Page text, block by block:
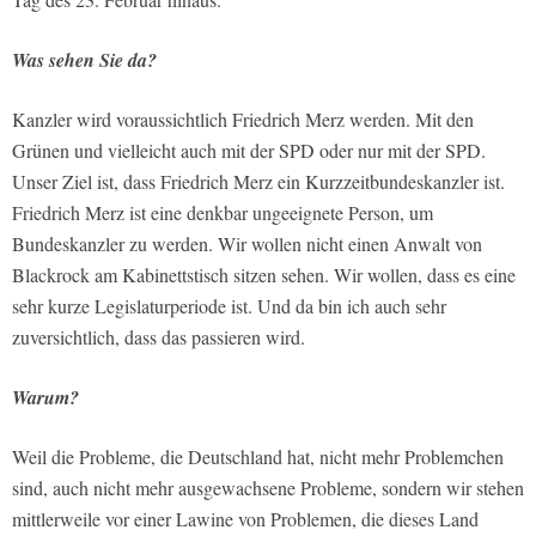
Was sehen Sie da?
Kanzler wird voraussichtlich Friedrich Merz werden. Mit den
Grünen und vielleicht auch mit der SPD oder nur mit der SPD.
Unser Ziel ist, dass Friedrich Merz ein Kurzzeitbundeskanzler ist.
Friedrich Merz ist eine denkbar ungeeignete Person, um
Bundeskanzler zu werden. Wir wollen nicht einen Anwalt von
Blackrock am Kabinettstisch sitzen sehen. Wir wollen, dass es eine
sehr kurze Legislaturperiode ist. Und da bin ich auch sehr
zuversichtlich, dass das passieren wird.
Warum?
Weil die Probleme, die Deutschland hat, nicht mehr Problemchen
sind, auch nicht mehr ausgewachsene Probleme, sondern wir stehen
mittlerweile vor einer Lawine von Problemen, die dieses Land